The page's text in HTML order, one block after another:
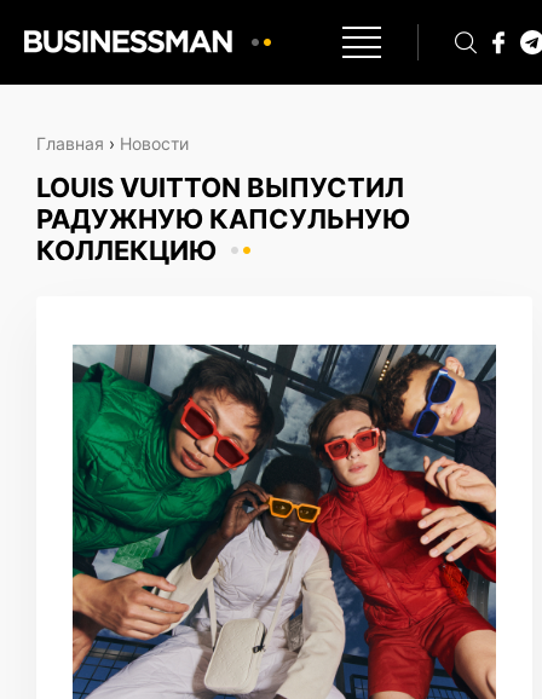
Главная › Новости
LOUIS VUITTON ВЫПУСТИЛ
РАДУЖНУЮ КАПСУЛЬНУЮ
КОЛЛЕКЦИЮ